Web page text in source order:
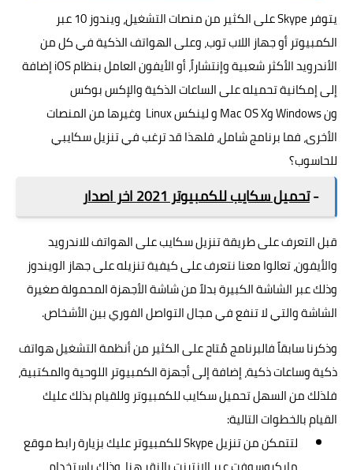
يتوفر Skype على الكثير من منصات التشغيل، ويندوز 10 عبر
الكمبيوتر أو جهاز اللاب توب، وعلى الهواتف الذكية في كل من
الأندرويد الأكثر شعبية وإنتشاراً، أو الأيفون العامل بنظام iOS إضافة
إلى إمكانية تحميله على الساعات الذكية والإكس بوكس
ون Windows وMac OS X و لينكس Linux وغيرها من المنصات
الأخرى، فما برنامج شامل، فلهذا قد ترغب في تنزيل سكايبي
للحاسوب؟
-تحميل سكايب للكمبيوتر 2021 اخر اصدا ر
قبل التعرف على طريقة تنزيل سكايب على الهواتف للاندرويد
والأيفون، تعالوا معنا نتعرف على كيفية تنزيله على جهاز الويندوز
وذلك عبر الشاشة الكبيرة بدلاً من شاشة الأجهزة المحمولة صغيرة
الشاشة والتي لا تنفع في مجال التواصل الفوري بين الأشخاص.
وذكرنا سابقاً فالبرنامج مُتاح على الكثير من أنظمة التشغيل هواتف
ذكية وساعات ذكية، إضافة إلى أجهزة الكمبيوتر اللوحية والمكتبية،
فلذلك من السهل تحميل سكايب للكمبيوتر وللقيام بذلك عليك
القيام بالخطوات التالية:
لتتمكن من تنزيل Skype للكمبيوتر عليك بزيارة رابط موقع